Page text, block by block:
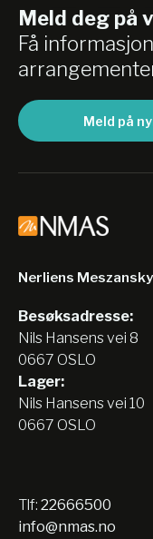
Meld deg på
Få
Meld på
Nerliens
Besøksadresse:
Nils Hansens vei 8
0667 OSLO
Lager:
Nils Hansens vei 10
0667 OSLO
Tlf: 22666500
info@nmas.no